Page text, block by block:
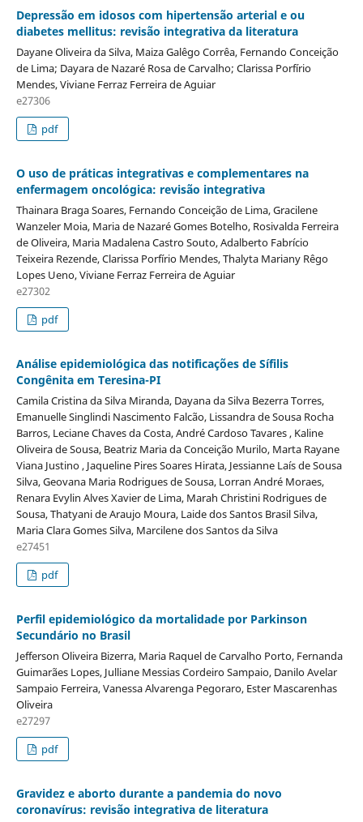
Depressão em idosos com hipertensão arterial e ou
diabetes mellitus: revisão integrativa da literatura
Dayane Oliveira da Silva, Maiza Galêgo Corrêa, Fernando Conceição
de Lima; Dayara de Nazaré Rosa de Carvalho; Clarissa Porfírio
Mendes, Viviane Ferraz Ferreira de Aguiar
e27306
pdf
O uso de práticas integrativas e complementares na
enfermagem oncológica: revisão integrativa
Thainara Braga Soares, Fernando Conceição de Lima, Gracilene
Wanzeler Moia, Maria de Nazaré Gomes Botelho, Rosivalda Ferreira
de Oliveira, Maria Madalena Castro Souto, Adalberto Fabrício
Teixeira Rezende, Clarissa Porfírio Mendes, Thalyta Mariany Rêgo
Lopes Ueno, Viviane Ferraz Ferreira de Aguiar
e27302
pdf
Análise epidemiológica das notificações de Sífilis
Congênita em Teresina-PI
Camila Cristina da Silva Miranda, Dayana da Silva Bezerra Torres,
Emanuelle Singlindi Nascimento Falcão, Lissandra de Sousa Rocha
Barros, Leciane Chaves da Costa, André Cardoso Tavares , Kaline
Oliveira de Sousa, Beatriz Maria da Conceição Murilo, Marta Rayane
Viana Justino , Jaqueline Pires Soares Hirata, Jessianne Laís de Sousa
Silva, Geovana Maria Rodrigues de Sousa, Lorran André Moraes,
Renara Evylin Alves Xavier de Lima, Marah Christini Rodrigues de
Sousa, Thatyani de Araujo Moura, Laide dos Santos Brasil Silva,
Maria Clara Gomes Silva, Marcilene dos Santos da Silva
e27451
pdf
Perfil epidemiológico da mortalidade por Parkinson
Secundário no Brasil
Jefferson Oliveira Bizerra, Maria Raquel de Carvalho Porto, Fernanda
Guimarães Lopes, Julliane Messias Cordeiro Sampaio, Danilo Avelar
Sampaio Ferreira, Vanessa Alvarenga Pegoraro, Ester Mascarenhas
Oliveira
e27297
pdf
Gravidez e aborto durante a pandemia do novo
coronavírus: revisão integrativa de literatura